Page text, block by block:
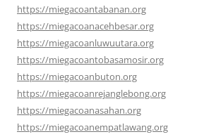
https://miegacoantabanan.org
https://miegacoanacehbesar.org
https://miegacoanluwuutara.org
https://miegacoantobasamosir.org
https://miegacoanbuton.org
https://miegacoanrejanglebong.org
https://miegacoanasahan.org
https://miegacoanempatlawang.org